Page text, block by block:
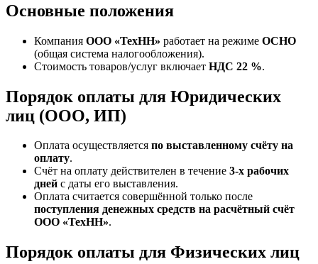
Основные положения
Компания ООО «ТехНН» работает на режиме ОСНО
(общая система налогообложения).
Стоимость товаров/услуг включает НДС 22 %.
Порядок оплаты для Юридических
лиц (ООО, ИП)
Оплата осуществляется по выставленному счёту на
оплату.
Счёт на оплату действителен в течение 3‑х рабочих
дней с даты его выставления.
Оплата считается совершённой только после
поступления денежных средств на расчётный счёт
ООО «ТехНН».
Порядок оплаты для Физических лиц